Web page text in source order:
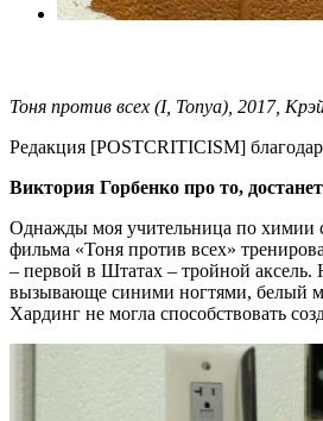
Тоня против всех (I, Tonya), 2017,
Редакция [POSTCRITICISM]
Виктория Горбенко про то,
Однажды моя учительница по химии
фильма «Тоня против всех»
– первой в Штатах – тройной аксель.
вызывающе синими ногтями, белый
Хардинг не могла способствовать